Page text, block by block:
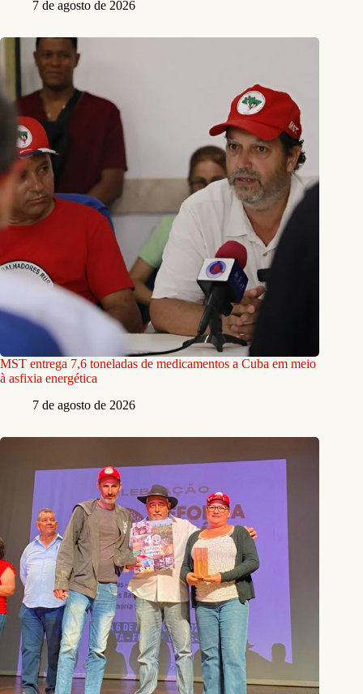
7 de agosto de 2026
MST entrega 7,6 toneladas de medicamentos a Cuba em meio
à asfixia energética
7 de agosto de 2026